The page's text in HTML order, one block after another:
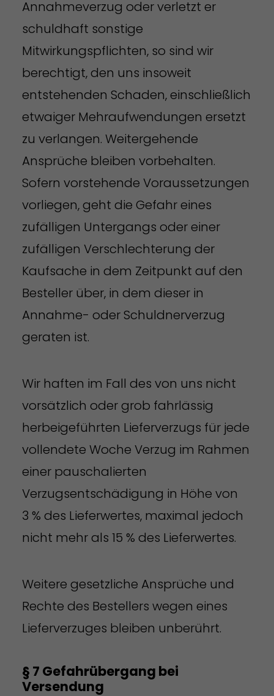
Annahmeverzug oder verletzt er
schuldhaft sonstige
Mitwirkungspflichten, so sind wir
berechtigt, den uns insoweit
entstehenden Schaden, einschließlich
etwaiger Mehraufwendungen ersetzt
zu verlangen. Weitergehende
Ansprüche bleiben vorbehalten.
Sofern vorstehende Voraussetzungen
vorliegen, geht die Gefahr eines
zufälligen Untergangs oder einer
zufälligen Verschlechterung der
Kaufsache in dem Zeitpunkt auf den
Besteller über, in dem dieser in
Annahme- oder Schuldnerverzug
geraten ist.
Wir haften im Fall des von uns nicht
vorsätzlich oder grob fahrlässig
herbeigeführten Lieferverzugs für jede
vollendete Woche Verzug im Rahmen
einer pauschalierten
Verzugsentschädigung in Höhe von
3 % des Lieferwertes, maximal jedoch
nicht mehr als 15 % des Lieferwertes.
Weitere gesetzliche Ansprüche und
Rechte des Bestellers wegen eines
Lieferverzuges bleiben unberührt.
§ 7 Gefahrübergang bei
Versendung